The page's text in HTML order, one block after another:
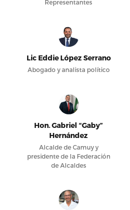
Representantes
Lic Eddie López Serrano
Abogado y analista político
Hon. Gabriel “Gaby”
Hernández
Alcalde de Camuy y
presidente de la Federación
de Alcaldes